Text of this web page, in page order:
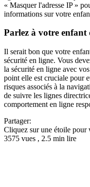
« Masquer l'adresse IP »
informations sur votre
Parlez à votre enfant
Il serait bon que votre
sécurité en ligne. Vous
la sécurité en ligne avec
point elle est cruciale pour
risques associés à la
de suivre les lignes
comportement en ligne
Partager:
Cliquez sur une étoile pour
3575 vues , 2.5 min lire